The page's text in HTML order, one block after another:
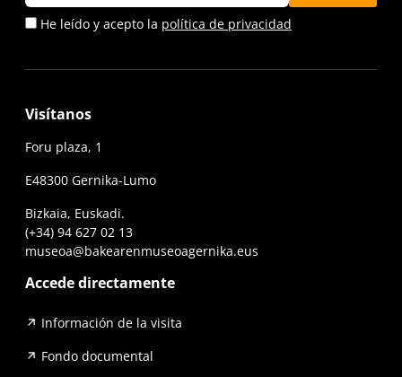
He leído y acepto la política de privacidad
Visítanos
Foru plaza, 1
E48300 Gernika-Lumo
Bizkaia, Euskadi.
(+34) 94 627 02 13
museoa@bakearenmuseoagernika.eus
Accede directamente
Información de la visita
Fondo documental